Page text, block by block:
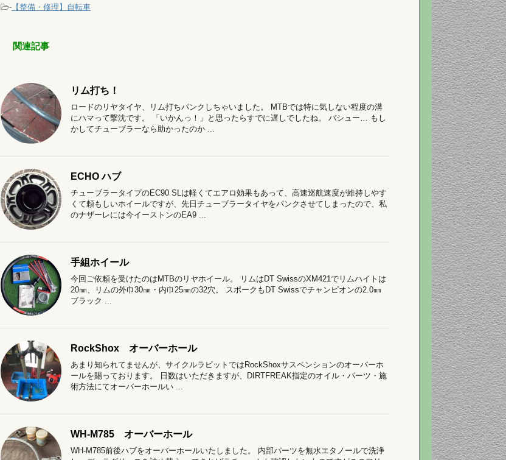
- 【整備・修理】自転車
関連記事
リム打ち！
ロードのリヤタイヤ、リム打ちパンクしちゃいました。 MTBでは特に気しない程度の溝
にハマって撃沈です。 「いかんっ！」と思ったらすでに遅しでしたね。 バシュー… もし
かしてチューブラーなら助かったのか ...
ECHO ハブ
チューブラータイプのEC90 SLは軽くてエアロ効果もあって、高速巡航速度が維持しやす
くて頼もしいホイールですが、先日チューブラータイヤをパンクさせてしまったので、私
のナザーレには今イーストンのEA9 ...
手組ホイール
今回ご依頼を受けたのはMTBのリヤホイール。 リムはDT SwissのXM421でリムハイトは
20㎜、リムの外巾30㎜・内巾25㎜の32穴。 スポークもDT Swissでチャンピオンの2.0㎜
ブラック ...
RockShox オーバーホール
あまり知られてませんが、サイクルラビットではRockShoxサスペンションのオーバーホ
ールを賜っております。 日数はいただきますが、DIRTFREAK指定のオイル・パーツ・施
術方法にてオーバーホールい ...
WH-M785 オーバーホール
WH-M785前後ハブをオーバーホールいたしました。 内部パーツを無水エタノールで洗浄